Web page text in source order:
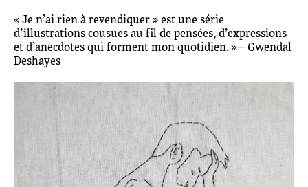
« Je n’ai rien à revendiquer » est une série
d’illustrations cousues au fil de pensées, d’expressions
et d’anecdotes qui forment mon quotidien. »— Gwendal
Deshayes